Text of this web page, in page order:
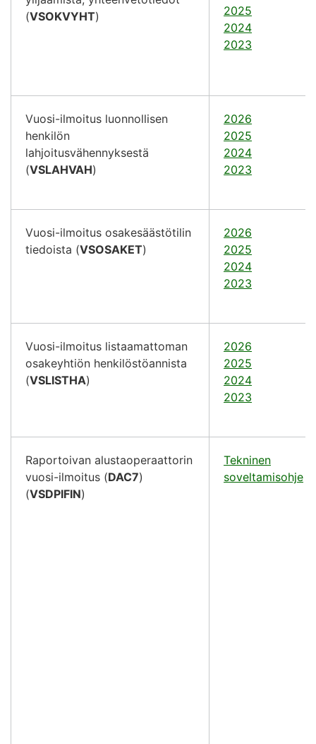
(VSOKVYHT)
2025
2024
2023
Vuosi-ilmoitus luonnollisen
henkilön
lahjoitusvähennyksestä
(VSLAHVAH)
2026
2025
2024
2023
Vuosi-ilmoitus osakesäästötilin
tiedoista (VSOSAKET)
2026
2025
2024
2023
Vuosi-ilmoitus listaamattoman
osakeyhtiön henkilöstöannista
(VSLISTHA)
2026
2025
2024
2023
Raportoivan alustaoperaattorin
vuosi-ilmoitus (DAC7)
(VSDPIFIN)
Tekninen
soveltamisohje